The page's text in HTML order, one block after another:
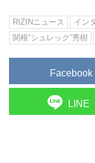
RIZINニュース イン
関根“シュレック”秀樹
Facebook
LINE